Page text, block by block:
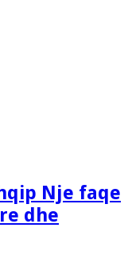
Nje faqe
dhe